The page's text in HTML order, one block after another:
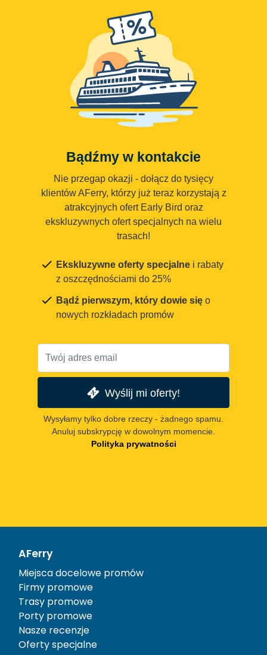
Bądźmy w kontakcie
Nie przegap okazji - dołącz do tysięcy
klientów AFerry, którzy już teraz korzystają z
atrakcyjnych ofert Early Bird oraz
ekskluzywnych ofert specjalnych na wielu
trasach!
Ekskluzywne oferty specjalne i rabaty
z oszczędnościami do 25%
Bądź pierwszym, który dowie się o
nowych rozkładach promów
Wyślij mi oferty!
Wysyłamy tylko dobre rzeczy - żadnego spamu.
Anuluj subskrypcję w dowolnym momencie.
Polityka prywatności
AFerry
Miejsca docelowe promów
Firmy promowe
Trasy promowe
Porty promowe
Nasze recenzje
Oferty specjalne